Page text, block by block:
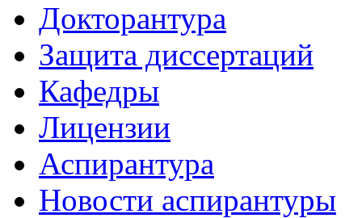
Докторантура
Защита диссертаций
Кафедры
Лицензии
Аспирантура
Новости аспирантуры